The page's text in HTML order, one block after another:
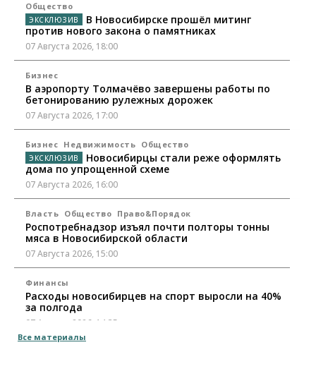
Общество
В Новосибирске прошёл митинг
против нового закона о памятниках
07 Августа 2026, 18:00
Бизнес
В аэропорту Толмачёво завершены работы по
бетонированию рулежных дорожек
07 Августа 2026, 17:00
Бизнес Недвижимость Общество
Новосибирцы стали реже оформлять
дома по упрощенной схеме
07 Августа 2026, 16:00
Власть Общество Право&Порядок
Роспотребнадзор изъял почти полторы тонны
мяса в Новосибирской области
07 Августа 2026, 15:00
Финансы
Расходы новосибирцев на спорт выросли на 40%
за полгода
07 Августа 2026, 14:35
Все материалы